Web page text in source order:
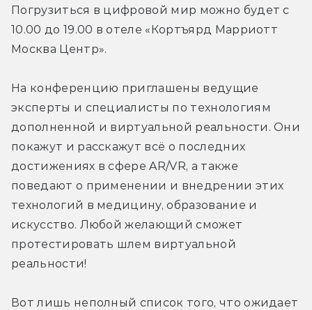
Погрузиться в цифровой мир можно будет с
10.00 до 19.00 в отеле «Кортъярд Марриотт
Москва Центр».
На конференцию приглашены ведущие
эксперты и специалисты по технологиям
дополненной и виртуальной реальности. Они
покажут и расскажут всё о последних
достижениях в сфере AR/VR, а также
поведают о применении и внедрении этих
технологий в медицину, образование и
искусство. Любой желающий сможет
протестировать шлем виртуальной
реальности!
Вот лишь неполный список того, что ожидает